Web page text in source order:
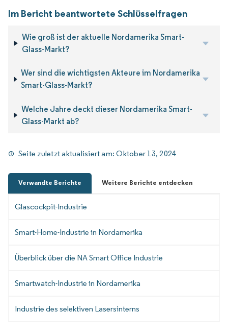
Im Bericht beantwortete Schlüsselfragen
Wie groß ist der aktuelle Nordamerika Smart-
Glass-Markt?
Wer sind die wichtigsten Akteure im Nordamerika
Smart-Glass-Markt?
Welche Jahre deckt dieser Nordamerika Smart-
Glass-Markt ab?
Seite zuletzt aktualisiert am:Oktober 13, 2024
Verwandte Berichte Weitere Berichte entdecken
Glascockpit-Industrie
Smart-Home-Industrie in Nordamerika
Überblick über die NA Smart Office Industrie
Smartwatch-Industrie in Nordamerika
Industrie des selektiven Lasersinterns